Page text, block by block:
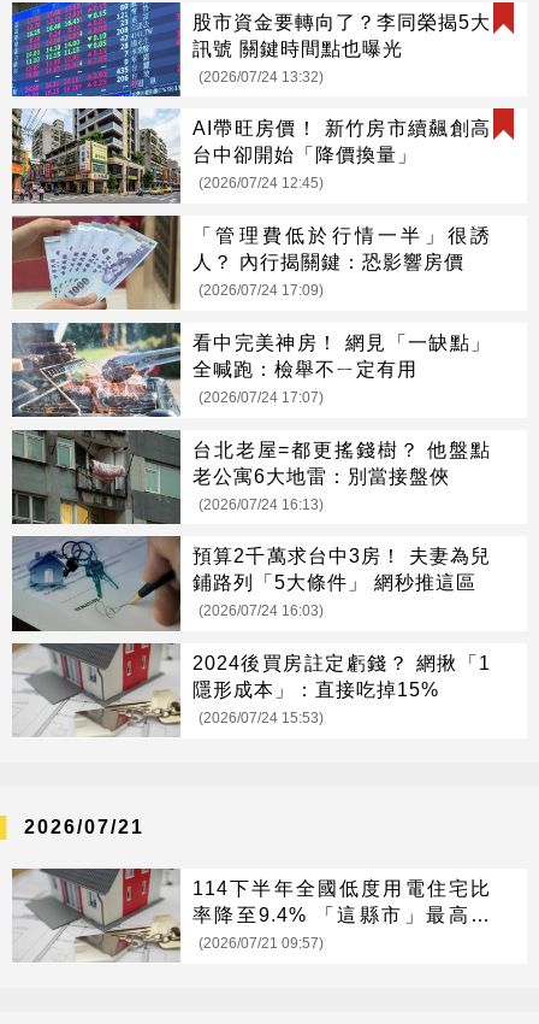
股市資金要轉向了？李同榮揭5大
訊號 關鍵時間點也曝光
(2026/07/24 13:32)
AI帶旺房價！ 新竹房市續飆創高
台中卻開始「降價換量」
(2026/07/24 12:45)
「管理費低於行情一半」很誘
人？ 內行揭關鍵：恐影響房價
(2026/07/24 17:09)
看中完美神房！ 網見「一缺點」
全喊跑：檢舉不ㄧ定有用
(2026/07/24 17:07)
台北老屋=都更搖錢樹？ 他盤點
老公寓6大地雷：別當接盤俠
(2026/07/24 16:13)
預算2千萬求台中3房！ 夫妻為兒
鋪路列「5大條件」 網秒推這區
(2026/07/24 16:03)
2024後買房註定虧錢？ 網揪「1
隱形成本」：直接吃掉15%
(2026/07/24 15:53)
2026/07/21
114下半年全國低度用電住宅比
率降至9.4% 「這縣市」最高居
冠
(2026/07/21 09:57)